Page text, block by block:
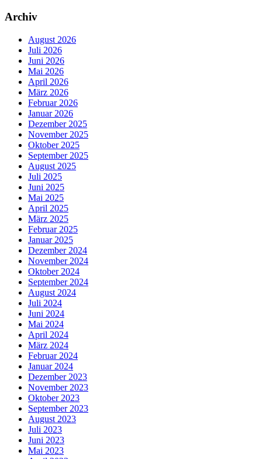
Archiv
August 2026
Juli 2026
Juni 2026
Mai 2026
April 2026
März 2026
Februar 2026
Januar 2026
Dezember 2025
November 2025
Oktober 2025
September 2025
August 2025
Juli 2025
Juni 2025
Mai 2025
April 2025
März 2025
Februar 2025
Januar 2025
Dezember 2024
November 2024
Oktober 2024
September 2024
August 2024
Juli 2024
Juni 2024
Mai 2024
April 2024
März 2024
Februar 2024
Januar 2024
Dezember 2023
November 2023
Oktober 2023
September 2023
August 2023
Juli 2023
Juni 2023
Mai 2023